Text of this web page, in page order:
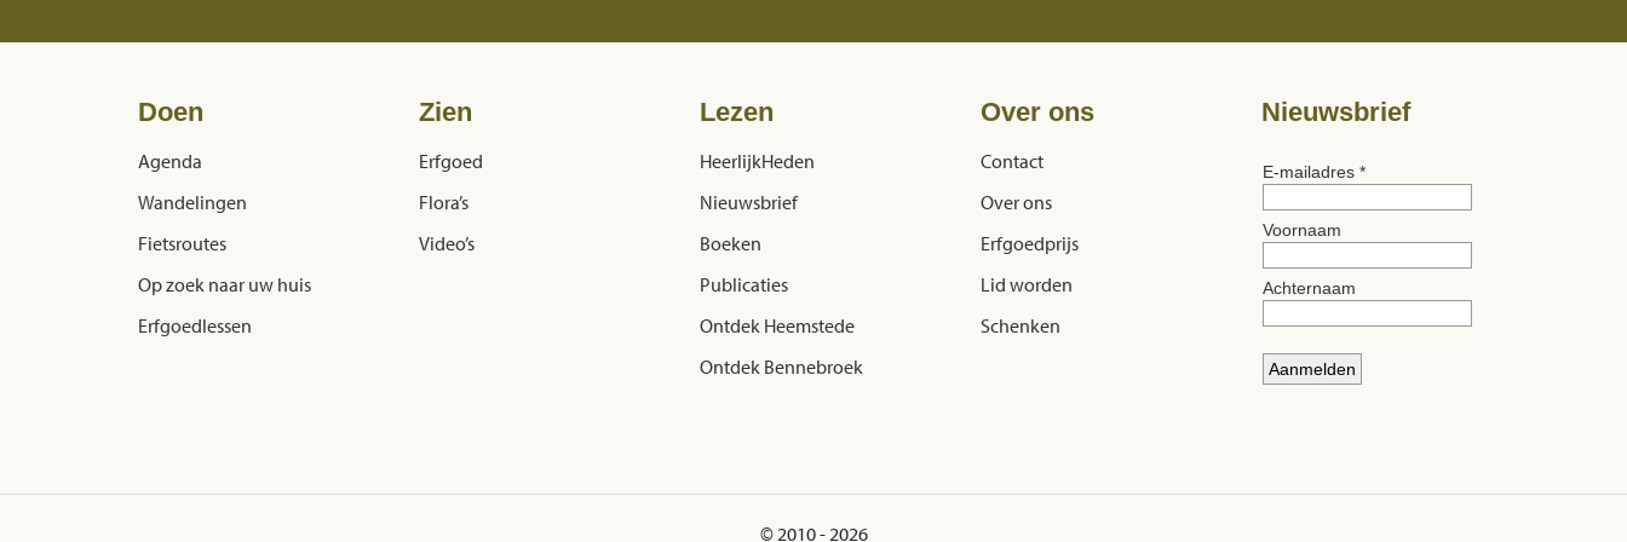
Doen
Agenda
Wandelingen
Fietsroutes
Op zoek naar uw huis
Erfgoedlessen
Zien
Erfgoed
Flora’s
Video’s
Lezen
HeerlijkHeden
Nieuwsbrief
Boeken
Publicaties
Ontdek Heemstede
Ontdek Bennebroek
Over ons
Contact
Over ons
Erfgoedprijs
Lid worden
Schenken
Nieuwsbrief
© 2010 - 2026